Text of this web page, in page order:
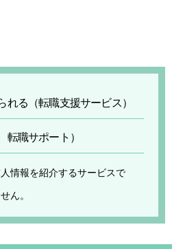
れる（転職支援サービス）
転職サポート）
情報を紹介するサービスで
ん。